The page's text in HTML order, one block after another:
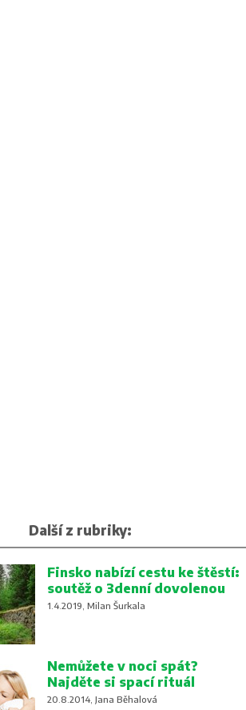
Další z rubriky:
Finsko nabízí cestu ke štěstí:
soutěž o 3denní dovolenou
1.4.2019, Milan Šurkala
Nemůžete v noci spát?
Najděte si spací rituál
20.8.2014, Jana Běhalová